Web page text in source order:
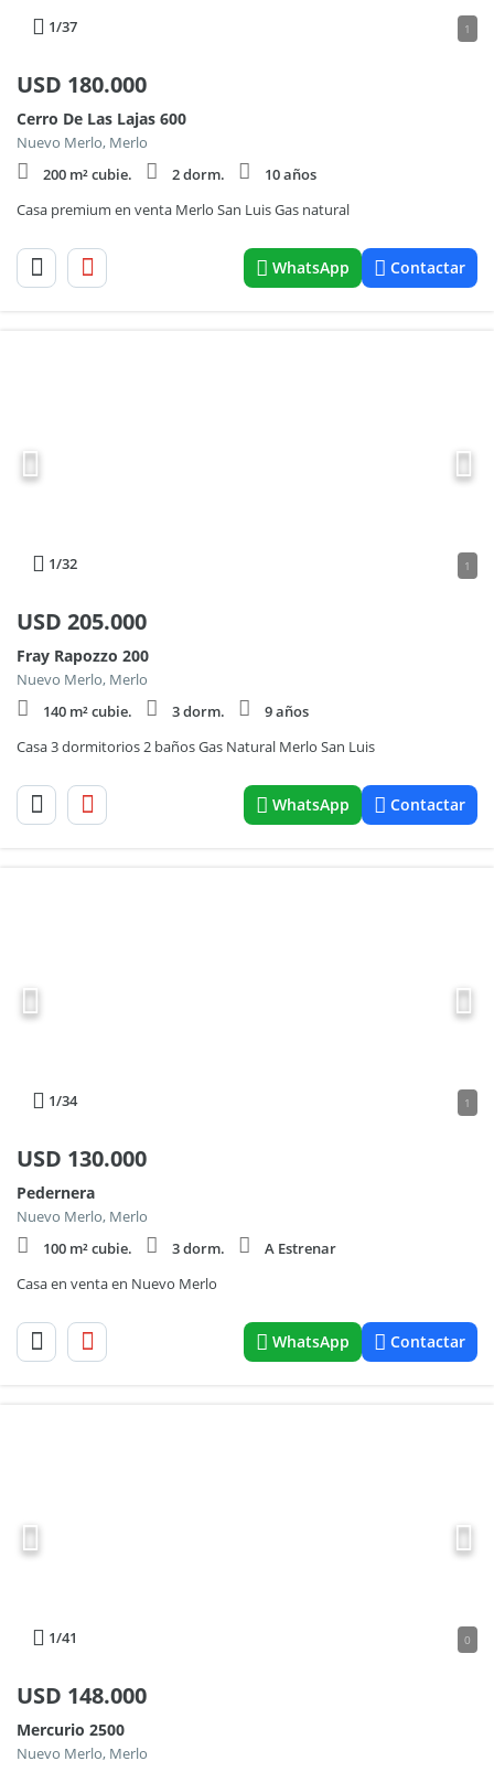
1/37 1
USD 180.000
Cerro De Las Lajas 600
Nuevo Merlo, Merlo
200 m² cubie.
2 dorm.
10 años
Casa premium en venta Merlo San Luis Gas natural
WhatsApp Contactar
1/32 1
USD 205.000
Fray Rapozzo 200
Nuevo Merlo, Merlo
140 m² cubie.
3 dorm.
9 años
Casa 3 dormitorios 2 baños Gas Natural Merlo San Luis
WhatsApp Contactar
1/34 1
USD 130.000
Pedernera
Nuevo Merlo, Merlo
100 m² cubie.
3 dorm.
A Estrenar
Casa en venta en Nuevo Merlo
WhatsApp Contactar
1/41 0
USD 148.000
Mercurio 2500
Nuevo Merlo, Merlo